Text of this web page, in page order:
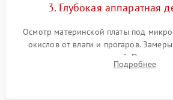
3. Глубокая аппаратная
Осмотр материнской платы под
окислов от влаги и прогаров.
дежурных напряжений. Проверка
мультиконтроллера, процессора
Подробнее